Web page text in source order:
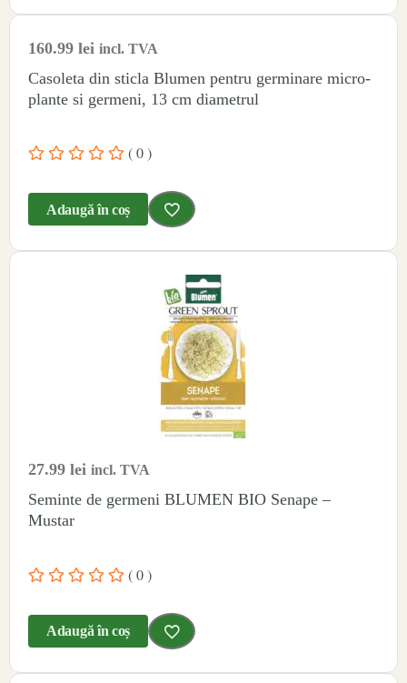
160.99 lei incl. TVA
Casoleta din sticla Blumen pentru germinare micro-
plante si germeni, 13 cm diametrul
( 0 )
Adaugă în coș
27.99 lei incl. TVA
Seminte de germeni BLUMEN BIO Senape –
Mustar
( 0 )
Adaugă în coș